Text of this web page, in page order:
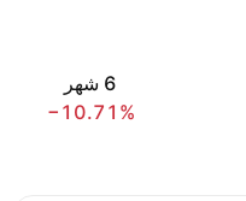
‎6‎ شهر
−10.71%